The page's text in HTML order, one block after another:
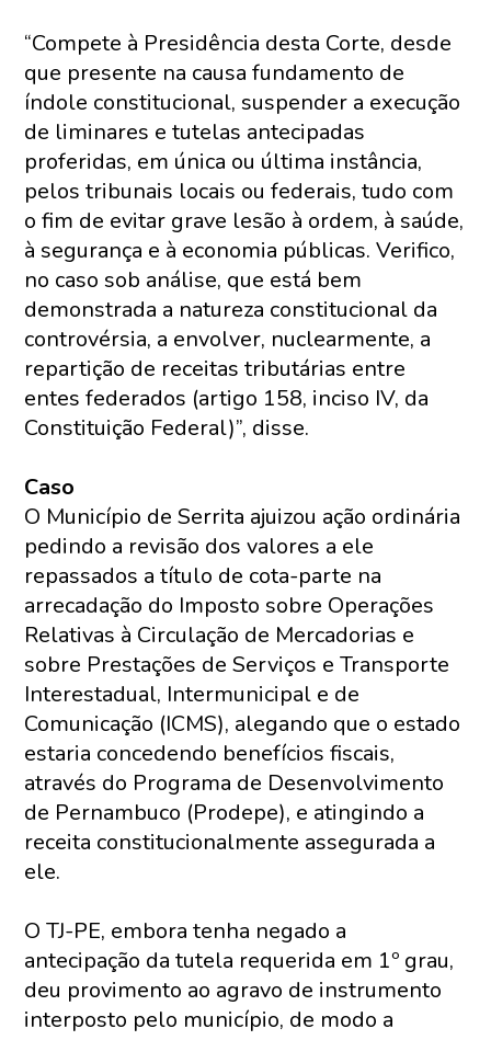
“Compete à Presidência desta Corte, desde
que presente na causa fundamento de
índole constitucional, suspender a execução
de liminares e tutelas antecipadas
proferidas, em única ou última instância,
pelos tribunais locais ou federais, tudo com
o fim de evitar grave lesão à ordem, à saúde,
à segurança e à economia públicas. Verifico,
no caso sob análise, que está bem
demonstrada a natureza constitucional da
controvérsia, a envolver, nuclearmente, a
repartição de receitas tributárias entre
entes federados (artigo 158, inciso IV, da
Constituição Federal)”, disse.
Caso
O Município de Serrita ajuizou ação ordinária
pedindo a revisão dos valores a ele
repassados a título de cota-parte na
arrecadação do Imposto sobre Operações
Relativas à Circulação de Mercadorias e
sobre Prestações de Serviços e Transporte
Interestadual, Intermunicipal e de
Comunicação (ICMS), alegando que o estado
estaria concedendo benefícios fiscais,
através do Programa de Desenvolvimento
de Pernambuco (Prodepe), e atingindo a
receita constitucionalmente assegurada a
ele.
O TJ-PE, embora tenha negado a
antecipação da tutela requerida em 1º grau,
deu provimento ao agravo de instrumento
interposto pelo município, de modo a